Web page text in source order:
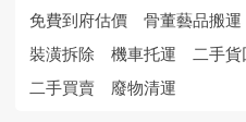
免費到府估價
骨董藝品搬運
裝潢拆除
機車托運 二手貨
二手買賣
廢物清運